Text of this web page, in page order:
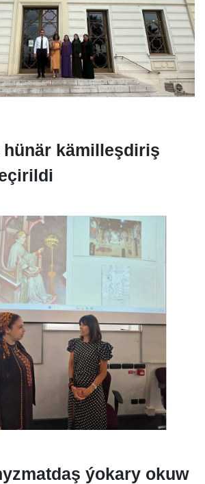
hünär kämilleşdiriş
ýokary okuw